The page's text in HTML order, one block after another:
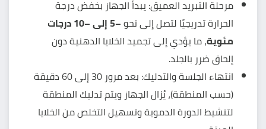
مرحلة التبريد العميق: يبدأ الجهاز بخفض درجة
الحرارة تدريجيًا لتصل إلى نحو
–5 إلى –10 درجات
مئوية، ما يؤدي إلى تجميد الخلايا الدهنية دون
إلحاق ضرر بالجلد.
انتهاء الجلسة والتدليك: بعد مرور 30 إلى 60 دقيقة
(حسب المنطقة)، يُزال الجهاز ويتم تدليك المنطقة
لتنشيط الدورة الدموية وتسهيل التخلص من الخلايا